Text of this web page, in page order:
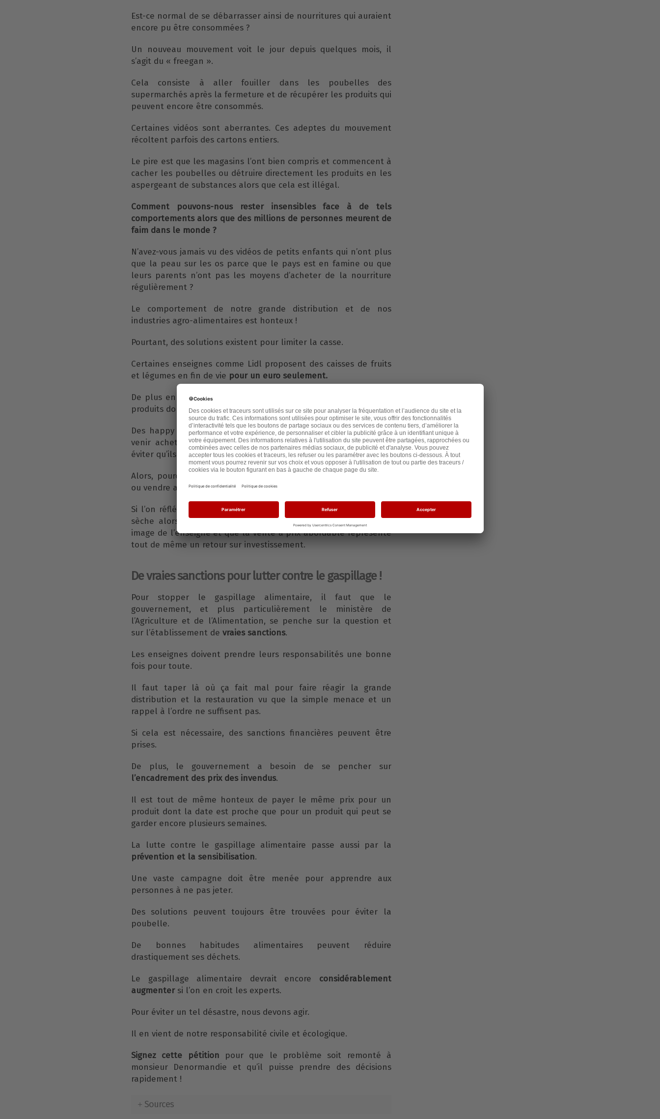
Est-ce normal de se débarrasser ainsi de nourritures qui auraient
encore pu être consommées ?
Un nouveau mouvement voit le jour depuis quelques mois, il
s’agit du « freegan ».
Cela consiste à aller fouiller dans les poubelles des
supermarchés après la fermeture et de récupérer les produits qui
peuvent encore être consommés.
Certaines vidéos sont aberrantes. Ces adeptes du mouvement
récoltent parfois des cartons entiers.
Le pire est que les magasins l’ont bien compris et commencent à
cacher les poubelles ou détruire directement les produits en les
aspergeant de substances alors que cela est illégal.
Comment pouvons-nous rester insensibles face à de tels
comportements alors que des millions de personnes meurent de
faim dans le monde ?
N’avez-vous jamais vu des vidéos de petits enfants qui n’ont plus
que la peau sur les os parce que le pays est en famine ou que
leurs parents n’ont pas les moyens d’acheter de la nourriture
régulièrement ?
Le comportement de notre grande distribution et de nos
industries agro-alimentaires est honteux !
Pourtant, des solutions existent pour limiter la casse.
Certaines enseignes comme Lidl proposent des caisses de fruits
et légumes en fin de vie pour un euro seulement.
De plus en plus d’enseignes commencent à réduire les prix des
produits dont la date de péremption est proche.
Des happy hours permettent aux clients les plus précaires de
venir acheter de bons produits à un prix très abordable pour
éviter qu’ils ne partent à la poubelle.
Alors, pourquoi certaines enseignes préfèrent jeter que donner
ou vendre avec une réduction ?
Si l’on réfléchit bien, se débarrasser des produits est une perte
sèche alors que le don est une action qui donne une bonne
image de l’enseigne et que la vente à prix abordable représente
tout de même un retour sur investissement.
De vraies sanctions pour lutter contre le gaspillage !
Pour stopper le gaspillage alimentaire, il faut que le
gouvernement, et plus particulièrement le ministère de
l’Agriculture et de l’Alimentation, se penche sur la question et
sur l’établissement de vraies sanctions.
Les enseignes doivent prendre leurs responsabilités une bonne
fois pour toute.
Il faut taper là où ça fait mal pour faire réagir la grande
distribution et la restauration vu que la simple menace et un
rappel à l’ordre ne suffisent pas.
Si cela est nécessaire, des sanctions financières peuvent être
prises.
De plus, le gouvernement a besoin de se pencher sur
l’encadrement des prix des invendus.
Il est tout de même honteux de payer le même prix pour un
produit dont la date est proche que pour un produit qui peut se
garder encore plusieurs semaines.
La lutte contre le gaspillage alimentaire passe aussi par la
prévention et la sensibilisation.
Une vaste campagne doit être menée pour apprendre aux
personnes à ne pas jeter.
Des solutions peuvent toujours être trouvées pour éviter la
poubelle.
De bonnes habitudes alimentaires peuvent réduire
drastiquement ses déchets.
Le gaspillage alimentaire devrait encore considérablement
augmentersi l’on en croit les experts.
Pour éviter un tel désastre, nous devons agir.
Il en vient de notre responsabilité civile et écologique.
Signez cette pétition pour que le problème soit remonté à
monsieur Denormandie et qu’il puisse prendre des décisions
rapidement !
Sources